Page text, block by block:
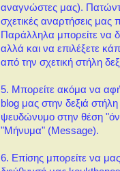
αναγνώστες μας).
σχετικές αναρτήσεις
Παράλληλα μπορείτε να
αλλά και να επιλέξετε
από την σχετική στήλη
5. Μπορείτε ακόμα να
blog μας στην δεξιά
ψευδώνυμο στην θέση
"Μήνυμα" (Message).
6. Επίσης μπορείτε να